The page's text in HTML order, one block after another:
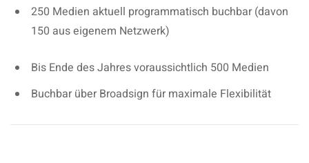
250 Medien aktuell programmatisch buchbar (davon
150 aus eigenem Netzwerk)
Bis Ende des Jahres voraussichtlich 500 Medien
Buchbar über Broadsign für maximale Flexibilität